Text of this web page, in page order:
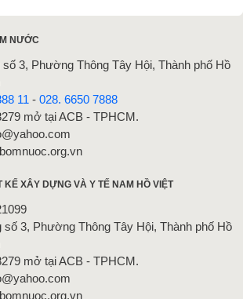
NƯỚC
3, Phường Thông Tây Hội, Thành phố Hồ
11 -028. 6650 7888
mở tại ACB - TPHCM.
KẾ XÂY DỰNG VÀ Y TẾ NAM HỒ VIỆT
3, Phường Thông Tây Hội, Thành phố Hồ
mở tại ACB - TPHCM.